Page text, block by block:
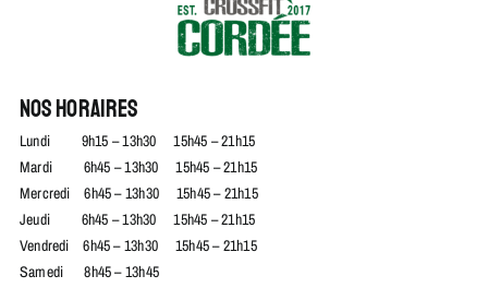
Nos horaires
Lundi 9h15 – 13h30 15h45 – 21h15
Mardi 6h45 – 13h30 15h45 – 21h15
Mercredi 6h45 – 13h30 15h45 – 21h15
Jeudi 6h45 – 13h30 15h45 – 21h15
Vendredi 6h45 – 13h30 15h45 – 21h15
Samedi 8h45 – 13h45